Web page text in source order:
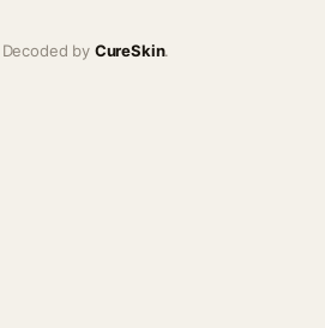
Decoded by CureSkin.